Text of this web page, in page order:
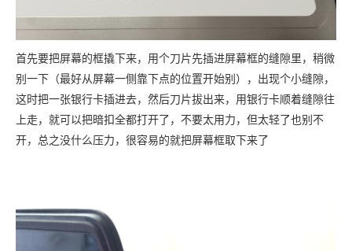
首先要把屏幕的框撬下来，用个刀片先插进屏幕框的缝隙里，稍微
别一下（最好从屏幕一侧靠下点的位置开始别），出现个小缝隙，
这时把一张银行卡插进去，然后刀片拔出来，用银行卡顺着缝隙往
上走，就可以把暗扣全都打开了，不要太用力，但太轻了也别不
开，总之没什么压力，很容易的就把屏幕框取下来了